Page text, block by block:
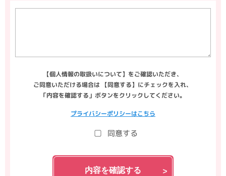
【個人情報の取扱いについて】をご確認いただき、
ご同意いただける場合は 【同意する】にチェックを入れ、
「内容を確認する」ボタンをクリックしてください。
プライバシーポリシーはこちら
同意する